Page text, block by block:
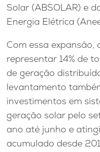
Solar (ABSOLAR) e
Energia Elétrica
Com essa
representar 14% de
de geração
levantamento
investimentos em
geração solar pelo
ano até junho e
acumulado desde